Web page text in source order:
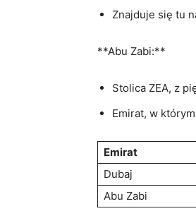
Znajduje się tu
**Abu Zabi:**
Stolica ZEA, ⁢z
Emirat, w
Emirat
Dubaj
Abu Zabi